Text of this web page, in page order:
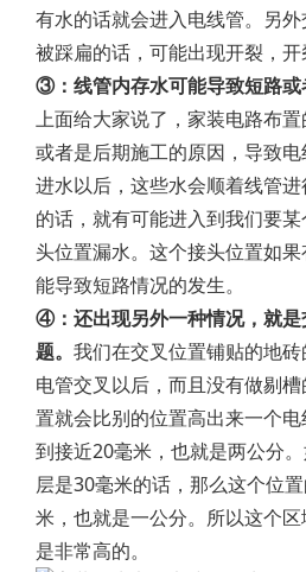
有水的话就会进入电线管。另
被踩扁的话，可能出现开裂，开
③：线管内存水可能导致短路或
上面给大家说了，家装电路布
或者是后期施工的原因，导致电
进水以后，这些水会顺着线管
的话，就有可能进入到我们要
头位置漏水。这个接头位置如
能导致短路情况的发生。
④：还出现另外一种情况，就是
题。 我们在交叉位置铺贴的地
电管交叉以后，而且没有做剔
置就会比别的位置高出来一个
到接近20毫米，也就是两公分
层是30毫米的话，那么这个位
米，也就是一公分。所以这个
是非常高的。